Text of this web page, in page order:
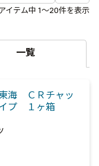
イテム中 1〜20件を表示
一覧
海 ＣＲチャッ
プ １ヶ箱